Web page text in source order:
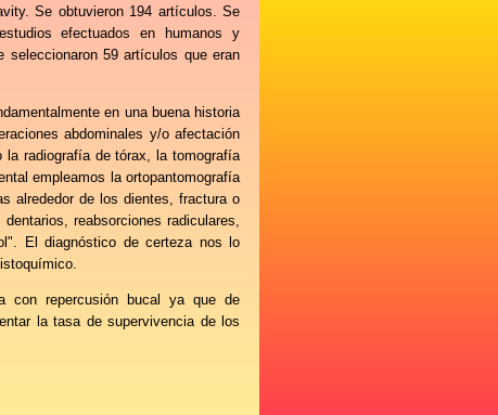
Se obtuvieron 194 artículos. Se
efectuados en humanos y
59 artículos que eran
en una buena historia
abdominales y/o afectación
la radiografía de tórax, la tomografía
empleamos la ortopantomografía
alrededor de los dientes, fractura o
reabsorciones radiculares,
El diagnóstico de certeza nos lo
con repercusión bucal ya que de
la tasa de supervivencia de los